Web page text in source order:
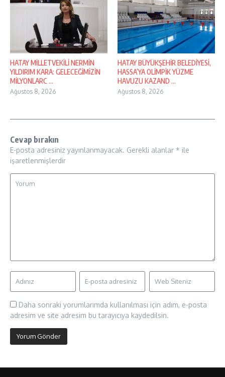
HATAY MİLLETVEKİLİ NERMİN
YILDIRIM KARA: GELECEĞİMİZİN
MİLYONLARC ...
Ağustos 8, 2026
HATAY BÜYÜKŞEHİR BELEDİYESİ,
HASSA’YA OLİMPİK YÜZME
HAVUZU KAZAND ...
Ağustos 8, 2026
Cevap bırakın
E-posta adresiniz yayınlanmayacak. Gerekli alanlar * ile
işaretlenmişlerdir
Daha sonraki yorumlarımda kullanılması için adım, e-posta
adresim ve site adresim bu tarayıcıya kaydedilsin.